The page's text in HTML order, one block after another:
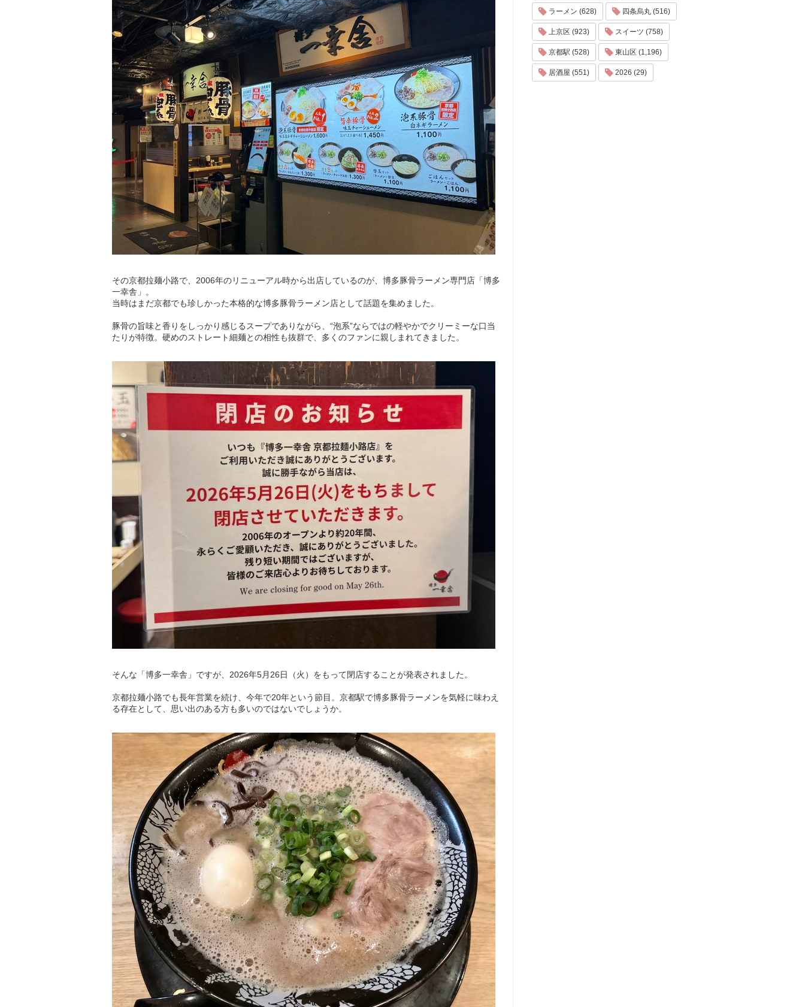
その京都拉麺小路で、2006年のリニューアル時から出店しているのが、博多豚骨ラーメン専門店「博多
一幸舎」。
当時はまだ京都でも珍しかった本格的な博多豚骨ラーメン店として話題を集めました。
豚骨の旨味と香りをしっかり感じるスープでありながら、“泡系”ならではの軽やかでクリーミーな口当
たりが特徴。硬めのストレート細麺との相性も抜群で、多くのファンに親しまれてきました。
そんな「博多一幸舎」ですが、2026年5月26日（火）をもって閉店することが発表されました。
京都拉麺小路でも長年営業を続け、今年で20年という節目。京都駅で博多豚骨ラーメンを気軽に味わえ
る存在として、思い出のある方も多いのではないでしょうか。
ラーメン (628) 四条烏丸 (516)
上京区 (923) スイーツ (758)
京都駅 (528) 東山区 (1,196)
居酒屋 (551) 2026 (29)